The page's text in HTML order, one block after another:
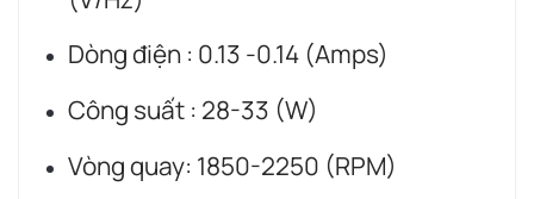
Dòng điện : 0.13 -0.14 (Amps)
Công suất : 28-33 (W)
Vòng quay: 1850-2250 (RPM)